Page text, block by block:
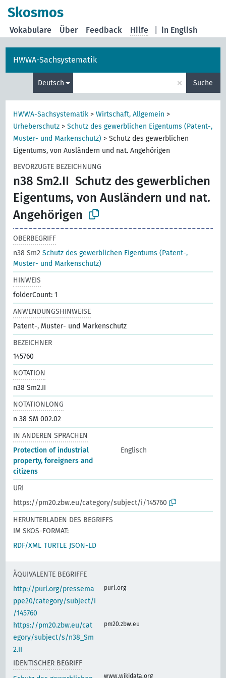
Skosmos
in English
Vokabulare Über Feedback Hilfe
HWWA-Sachsystematik
Deutsch × Suche
HWWA-Sachsystematik >Wirtschaft, Allgemein >
Urheberschutz >Schutz des gewerblichen Eigentums (Patent-,
Muster- und Markenschutz) >Schutz des gewerblichen
Eigentums, von Ausländern und nat. Angehörigen
BEVORZUGTE BEZEICHNUNG
n38 Sm2.II Schutz des gewerblichen
Eigentums, von Ausländern und nat.
Angehörigen
OBERBEGRIFF
n38 Sm2Schutz des gewerblichen Eigentums (Patent-,
Muster- und Markenschutz)
HINWEIS
folderCount: 1
ANWENDUNGSHINWEISE
Patent-, Muster- und Markenschutz
BEZEICHNER
145760
NOTATION
n38 Sm2.II
NOTATIONLONG
n 38 SM 002.02
IN ANDEREN SPRACHEN
Protection of industrial
property, foreigners and
citizens
Englisch
URI
https://pm20.zbw.eu/category/subject/i/145760
HERUNTERLADEN DES BEGRIFFS
IM SKOS-FORMAT:
RDF/XML TURTLE JSON-LD
ÄQUIVALENTE BEGRIFFE
http://purl.org/pressema
ppe20/category/subject/i
/145760
purl.org
https://pm20.zbw.eu/cat
egory/subject/s/n38_Sm
2.II
pm20.zbw.eu
IDENTISCHER BEGRIFF
www.wikidata.org